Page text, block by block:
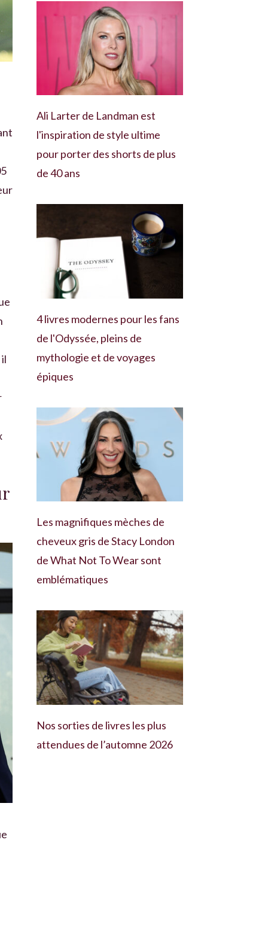
Ali Larter de Landman est
l'inspiration de style ultime
pour porter des shorts de plus
de 40 ans
4 livres modernes pour les fans
de l'Odyssée, pleins de
mythologie et de voyages
épiques
Les magnifiques mèches de
cheveux gris de Stacy London
de What Not To Wear sont
emblématiques
Nos sorties de livres les plus
attendues de l’automne 2026